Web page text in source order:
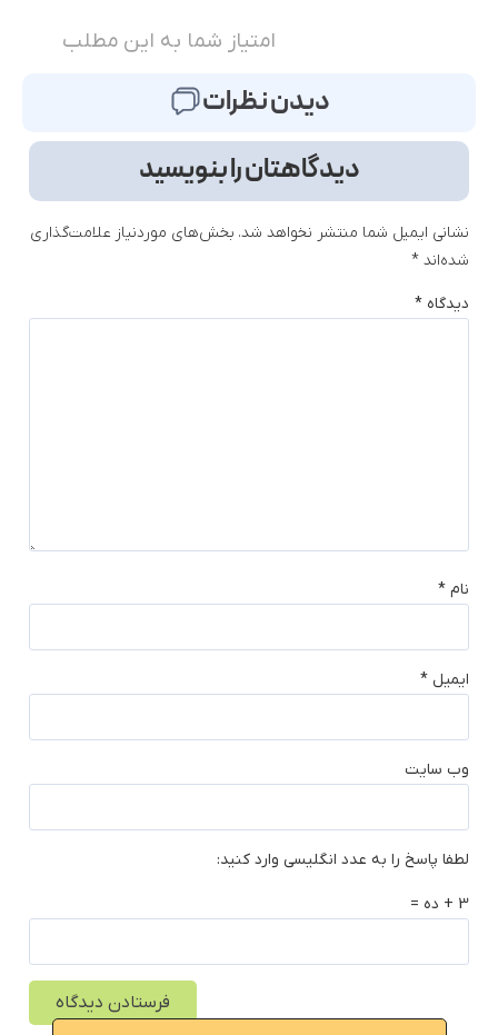
امتیاز شما به این مطلب
دیدن نظرات
دیدگاهتان را بنویسید
نشانی ایمیل شما منتشر نخواهد شد. بخش‌های موردنیاز علامت‌گذاری
شده‌اند *
دیدگاه *
نام *
ایمیل *
وب‌ سایت
لطفا پاسخ را به عدد انگلیسی وارد کنید:
3 + ده =